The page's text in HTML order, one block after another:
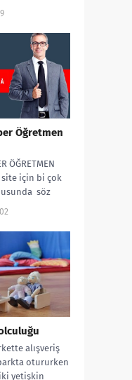
ülkemizde
Öğretmen
ÖĞRETMEN
site için bi çok
söz
temposu...
alışveriş
otururken
yetişkin